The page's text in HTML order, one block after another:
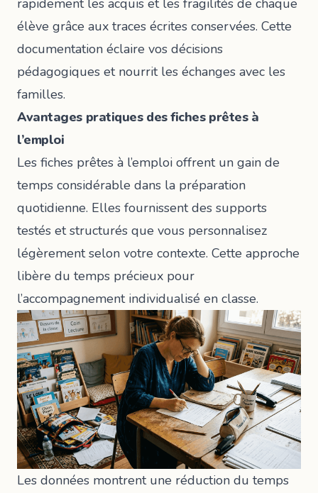
rapidement les acquis et les fragilités de chaque
élève grâce aux traces écrites conservées. Cette
documentation éclaire vos décisions
pédagogiques et nourrit les échanges avec les
familles.
Avantages pratiques des fiches prêtes à
l’emploi
Les fiches prêtes à l’emploi offrent un gain de
temps considérable dans la préparation
quotidienne. Elles fournissent des supports
testés et structurés que vous personnalisez
légèrement selon votre contexte. Cette approche
libère du temps précieux pour
l’accompagnement individualisé en classe.
Les données montrent une réduction du temps